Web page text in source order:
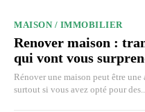
MAISON / IMMOBILIER
Renover maison :
qui vont vous
Rénover une maison peut être
surtout si vous avez opté pour